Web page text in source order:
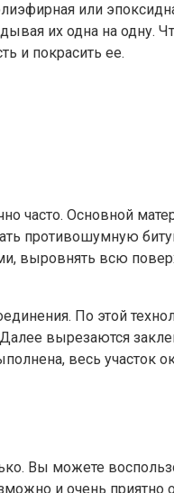
или
их одна на
и покрасить ее.
часто. Основной
противошумную
всю
По этой
вырезаются
весь участок
Вы можете
и очень приятно